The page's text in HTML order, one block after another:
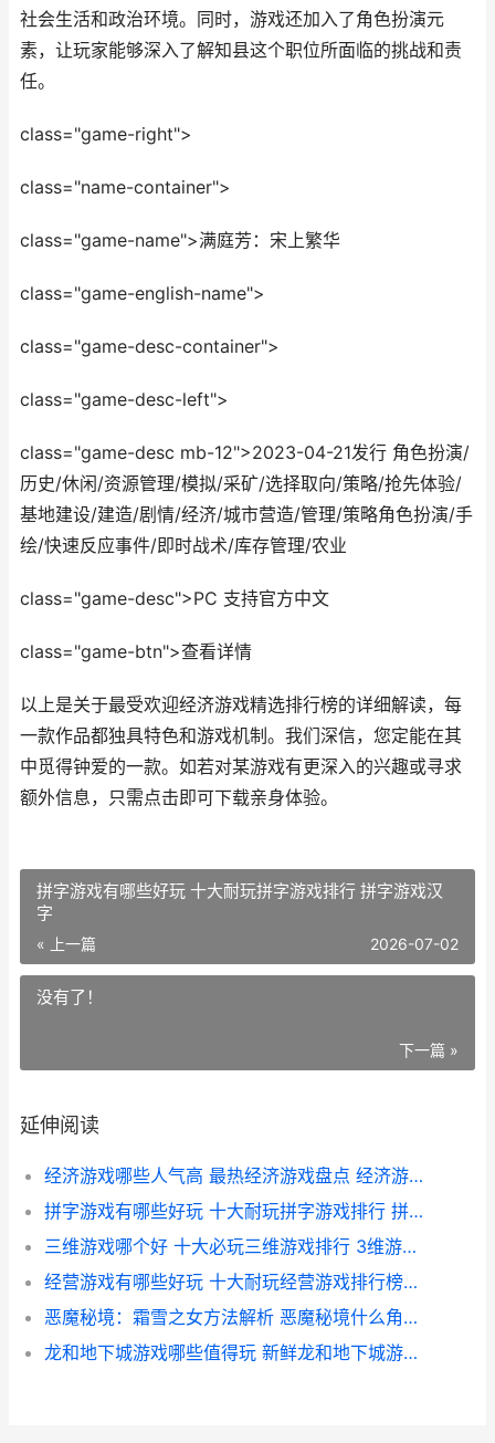
社会生活和政治环境。同时，游戏还加入了角色扮演元
素，让玩家能够深入了解知县这个职位所面临的挑战和责
任。
class="game-right">
class="name-container">
class="game-name">满庭芳：宋上繁华
class="game-english-name">
class="game-desc-container">
class="game-desc-left">
class="game-desc mb-12">2023-04-21发行 角色扮演/
历史/休闲/资源管理/模拟/采矿/选择取向/策略/抢先体验/
基地建设/建造/剧情/经济/城市营造/管理/策略角色扮演/手
绘/快速反应事件/即时战术/库存管理/农业
class="game-desc">PC 支持官方中文
class="game-btn">查看详情
以上是关于最受欢迎经济游戏精选排行榜的详细解读，每
一款作品都独具特色和游戏机制。我们深信，您定能在其
中觅得钟爱的一款。如若对某游戏有更深入的兴趣或寻求
额外信息，只需点击即可下载亲身体验。
拼字游戏有哪些好玩 十大耐玩拼字游戏排行 拼字游戏汉
字
« 上一篇 2026-07-02
没有了！
下一篇 »
延伸阅读
经济游戏哪些人气高 最热经济游戏盘点 经济游戏哪些人喜欢玩
拼字游戏有哪些好玩 十大耐玩拼字游戏排行 拼字游戏汉字
三维游戏哪个好 十大必玩三维游戏排行 3维游戏下载
经营游戏有哪些好玩 十大耐玩经营游戏排行榜前10 经营游戏排行榜前十名
恶魔秘境：霜雪之女方法解析 恶魔秘境什么角色好用
龙和地下城游戏哪些值得玩 新鲜龙和地下城游戏排行榜 龙与地下城的龙